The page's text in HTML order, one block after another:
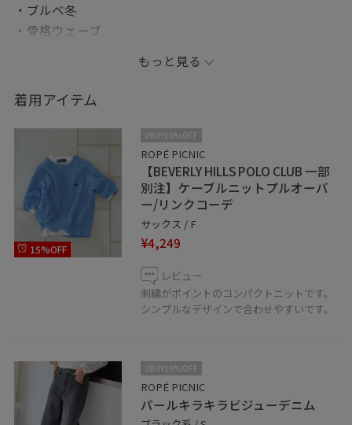
・ブルベ冬
・骨格ウェーブ
下半身がコンプレックスなので、
同じ悩みを持った方に
少しでも参考になれば嬉しいです！
フォローやお気に入り登録していただくと
気になった商品を
後から見返す事ができます⭐︎
そして個人Instagram開設しました〜〜〜！
@sue_____00
こちらもぜひフォローお願いします☺︎
スクロールすると商品の詳細ご覧いただけます！
もっと見る
着用アイテム
15%OFF
2BUY10%OFF
ROPÉ PICNIC
【BEVERLY HILLS POLO CLUB 一部
別注】ケーブルニットプルオーバ
ー/リンクコーデ
サックス / F
¥4,249
レビュー
刺繍がポイントのコンパクトニットです。
シンプルなデザインで合わせやすいです。
2BUY10%OFF
ROPÉ PICNIC
パールキラキラビジューデニム